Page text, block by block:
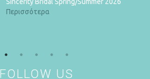
Περισσότερα
Παραθαλάσσιοι χώροι & Εστιατόρια για
Αιγαιοπελαγίτικη μαγεία
ανοιξιάτικη δημιουργία με την υπογραφή
Noufaro Flowers
FOLLOW US